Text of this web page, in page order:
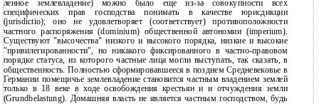
ленное землевладение) можно было еще из-за совокупности всех
специфических прав господства понимать в качестве юрисдикции
(jurisdictio); оно не удовлетворяет (соответствует) противоположности
частного распоряжения (dominium) общественной автономии (imperium).
Существуют "высочества" низкого и высокого порядка, низкие и высокие
"привилегированности", но никакого фиксированного в частно-правовом
порядке статуса, из которого частные лица могли выступать, так сказать, в
общественность. Полностью сформировавшееся в позднем Средневековье в
Германии помещичье землевладение становится частным владением землей
только в 18 веке в ходе освобождения крестьян и и отчуждения земли
(Grundbelastung). Домашняя власть не является частным господством, будь